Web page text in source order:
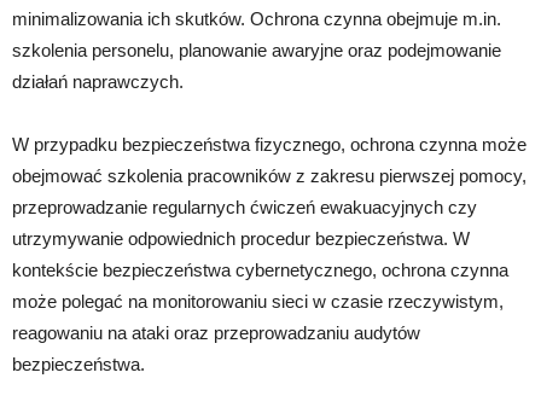
minimalizowania ich skutków. Ochrona czynna obejmuje m.in.
szkolenia personelu, planowanie awaryjne oraz podejmowanie
działań naprawczych.
W przypadku bezpieczeństwa fizycznego, ochrona czynna może
obejmować szkolenia pracowników z zakresu pierwszej pomocy,
przeprowadzanie regularnych ćwiczeń ewakuacyjnych czy
utrzymywanie odpowiednich procedur bezpieczeństwa. W
kontekście bezpieczeństwa cybernetycznego, ochrona czynna
może polegać na monitorowaniu sieci w czasie rzeczywistym,
reagowaniu na ataki oraz przeprowadzaniu audytów
bezpieczeństwa.